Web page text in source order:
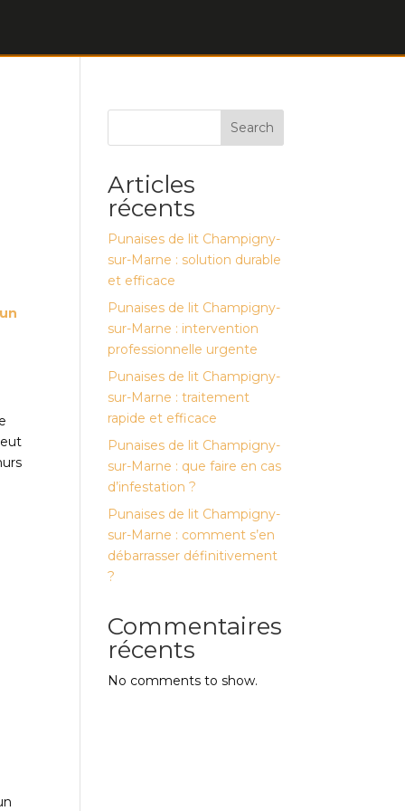
Search
Articles
récents
Punaises de lit Champigny-
sur-Marne : solution durable
et efficace
Punaises de lit Champigny-
sur-Marne : intervention
professionnelle urgente
Punaises de lit Champigny-
sur-Marne : traitement
rapide et efficace
Punaises de lit Champigny-
sur-Marne : que faire en cas
d’infestation ?
Punaises de lit Champigny-
sur-Marne : comment s’en
débarrasser définitivement
?
Commentaires
récents
No comments to show.